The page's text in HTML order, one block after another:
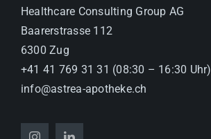
Healthcare Consulting Group AG
Baarerstrasse 112
6300 Zug
+41 41 769 31 31 (08:30 – 16:30 Uhr)
info@astrea-apotheke.ch